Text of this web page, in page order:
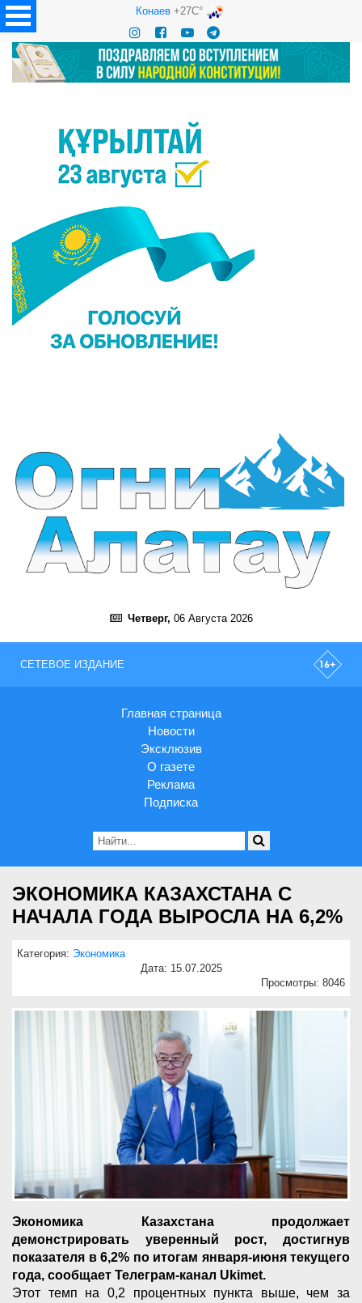
Конаев+27C°
Четверг, 06 Августа 2026
СЕТЕВОЕ ИЗДАНИЕ
Главная страница
Новости
Эксклюзив
О газете
Реклама
Подписка
ЭКОНОМИКА КАЗАХСТАНА С
НАЧАЛА ГОДА ВЫРОСЛА НА 6,2%
Категория: Экономика
Дата: 15.07.2025
Просмотры: 8046
Экономика Казахстана продолжает
демонстрировать уверенный рост, достигнув
показателя в 6,2% по итогам января-июня текущего
года, сообщает Телеграм-канал Ukimet.
Этот темп на 0,2 процентных пункта выше, чем за